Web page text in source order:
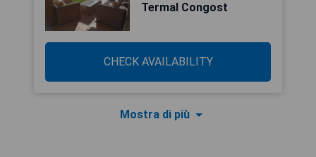
Termal Congost
CHECK AVAILABILITY
Mostra di più